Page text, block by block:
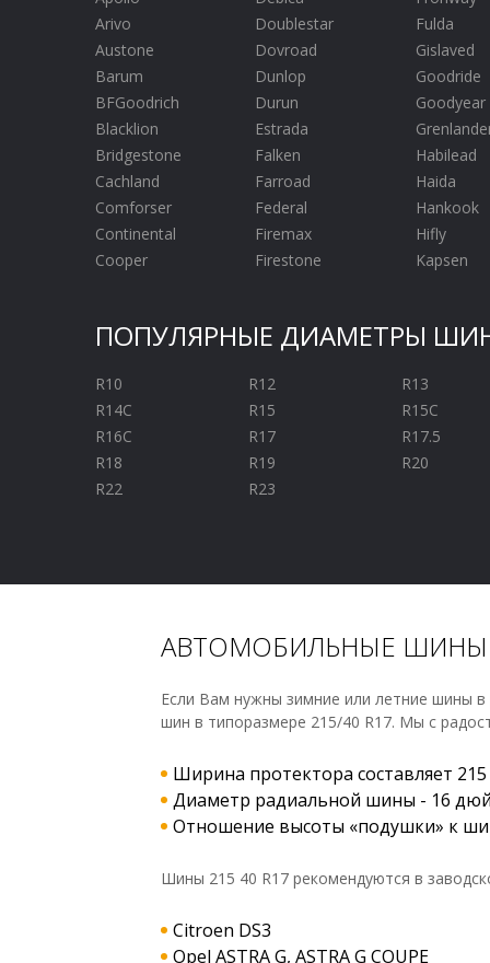
ROADCRUZA
ROADSTONE
ROADX
ROSAVA
ROVELO
SAILUN
SAVA
SONIX
STARMAXX
SUNNY
TIGAR
WANLI
YOKOHAMA
Arivo
Austone
Barum
BFGoodrich
Blacklion
Bridgestone
Cachland
Comforser
Continental
Cooper
Doublestar
Dovroad
Dunlop
Durun
Estrada
Falken
Farroad
Federal
Firemax
Firestone
Fulda
Gislaved
Goodride
Goodyear
Habilead
Haida
Hankook
Hifly
Kapsen
ПОПУЛЯРНЫЕ ДИАМЕТРЫ
R10 R12 R13
R14C
R15 R15C
R16C
R17 R17.5
R18
R19 R20
R22
R23
АВТОМОБИЛЬНЫЕ ШИНЫ
Если Вам нужны зимние или летние шины в
шин в типоразмере 215/40 R17. Мы с
Ширина протектора составляет
Диаметр радиальной шины - 16
Отношение высоты «подушки» к
Шины 215 40 R17 рекомендуются в
Citroen DS3
Opel ASTRA G, ASTRA G COUPE